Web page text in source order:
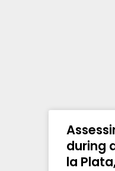
during
la